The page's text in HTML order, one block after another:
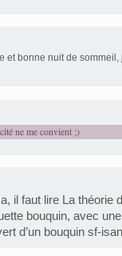
et bonne nuit de sommeil,
ne me convient ;)
il faut lire La théorie
bouquin, avec
d’un bouquin sf-